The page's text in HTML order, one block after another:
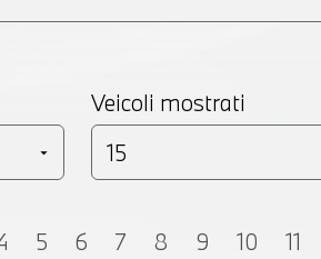
SUV
Veicoli mostrati
5 6 7 8 9 10 11